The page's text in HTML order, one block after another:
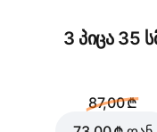
3 პიცა 35
87,00 ₾